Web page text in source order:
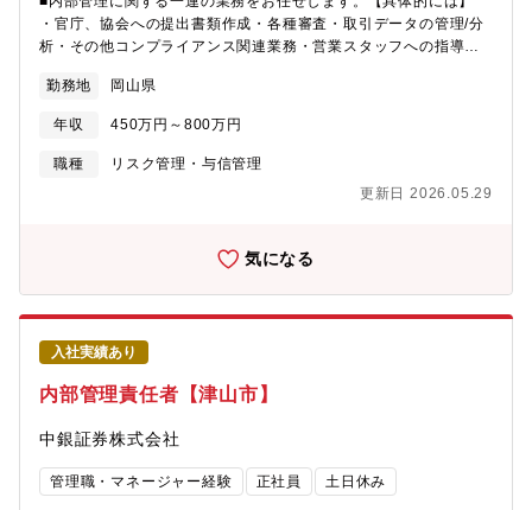
・官庁、協会への提出書類作成・各種審査・取引データの管理/分
析・その他コンプライアンス関連業務・営業スタッフへの指導・
す。後任者および将来的な後継者を育成するため、長期的に就業
していただける内部管理責任者、または営業管理部署の経験者の
方を募集したいと考えています。 【教育体制】 経験豊富な職員も
多数在籍しているため、入社後しっかりと業務を覚えていただけ
勤務地 岡山県
年収 450万円～800万円
職種
リスク管理・与信管理
更新日 2026.05.29
気になる
入社実績あり
内部管理責任者【津山市】
中銀証券株式会社
管理職・マネージャー経験 正社員 土日休み